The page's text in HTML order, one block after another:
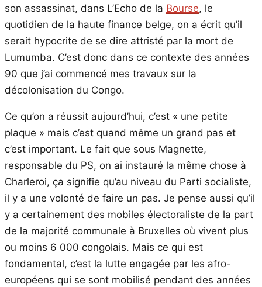
son assassinat, dans L’Echo de la Bourse, le
quotidien de la haute finance belge, on a écrit qu’il
serait hypocrite de se dire attristé par la mort de
Lumumba. C’est donc dans ce contexte des années
90 que j’ai commencé mes travaux sur la
décolonisation du Congo.
Ce qu’on a réussit aujourd’hui, c’est « une petite
plaque » mais c’est quand même un grand pas et
c’est important. Le fait que sous Magnette,
responsable du PS, on ai instauré la même chose à
Charleroi, ça signifie qu’au niveau du Parti socialiste,
il y a une volonté de faire un pas. Je pense aussi qu’il
y a certainement des mobiles électoraliste de la part
de la majorité communale à Bruxelles où vivent plus
ou moins 6 000 congolais. Mais ce qui est
fondamental, c’est la lutte engagée par les afro-
européens qui se sont mobilisé pendant des années